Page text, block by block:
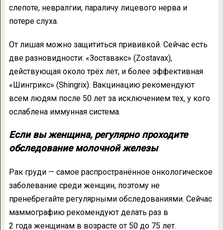
слепоте, невралгии, параличу лицевого нерва и
потере слуха.
От лишая можно защититься прививкой. Сейчас есть
две разновидности: «Зоставакс» (Zostavax),
действующая около трёх лет, и более эффективная
«Шингрикс» (Shingrix). Вакцинацию рекомендуют
всем людям после 50 лет за исключением тех, у кого
ослаблена иммунная система.
Если вы женщина, регулярно проходите
обследование молочной железы
Рак груди — самое распространённое онкологическое
заболевание среди женщин, поэтому не
пренебрегайте регулярными обследованиями. Сейчас
маммографию рекомендуют делать раз в
2 года женщинам в возрасте от 50 до 75 лет.